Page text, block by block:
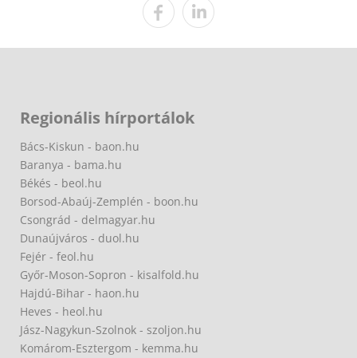
Regionális hírportálok
Bács-Kiskun - baon.hu
Baranya - bama.hu
Békés - beol.hu
Borsod-Abaúj-Zemplén - boon.hu
Csongrád - delmagyar.hu
Dunaújváros - duol.hu
Fejér - feol.hu
Győr-Moson-Sopron - kisalfold.hu
Hajdú-Bihar - haon.hu
Heves - heol.hu
Jász-Nagykun-Szolnok - szoljon.hu
Komárom-Esztergom - kemma.hu